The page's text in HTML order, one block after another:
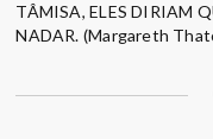
TÂMISA, ELES DIRIAM
NADAR. (Margareth